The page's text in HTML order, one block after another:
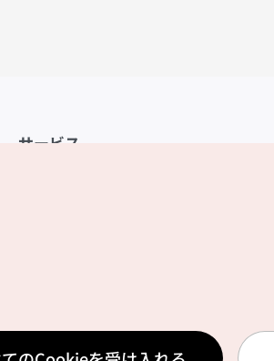
サービス
位置情報サービス利用規約